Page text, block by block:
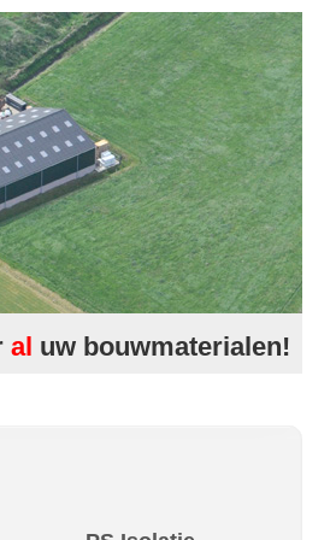
al uw bouwmaterialen!